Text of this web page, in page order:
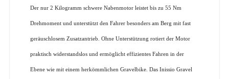
Der nur 2 Kilogramm schwere Nabenmotor leistet bis zu 55 Nm
Drehmoment und unterstützt den Fahrer besonders am Berg mit fast
geräuschlosem Zusatzantrieb. Ohne Unterstützung rotiert der Motor
praktisch widerstandslos und ermöglicht effizientes Fahren in der
Ebene wie mit einem herkömmlichen Gravelbike. Das Inissio Gravel